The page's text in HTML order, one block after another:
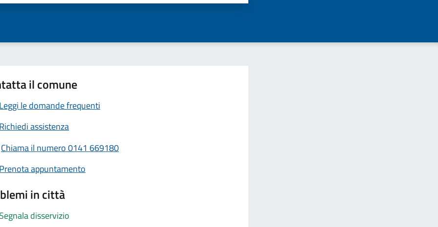
il comune
Leggi le domande frequenti
Richiedi assistenza
Chiama il numero 0141 669180
Prenota appuntamento
in città
Segnala disservizio